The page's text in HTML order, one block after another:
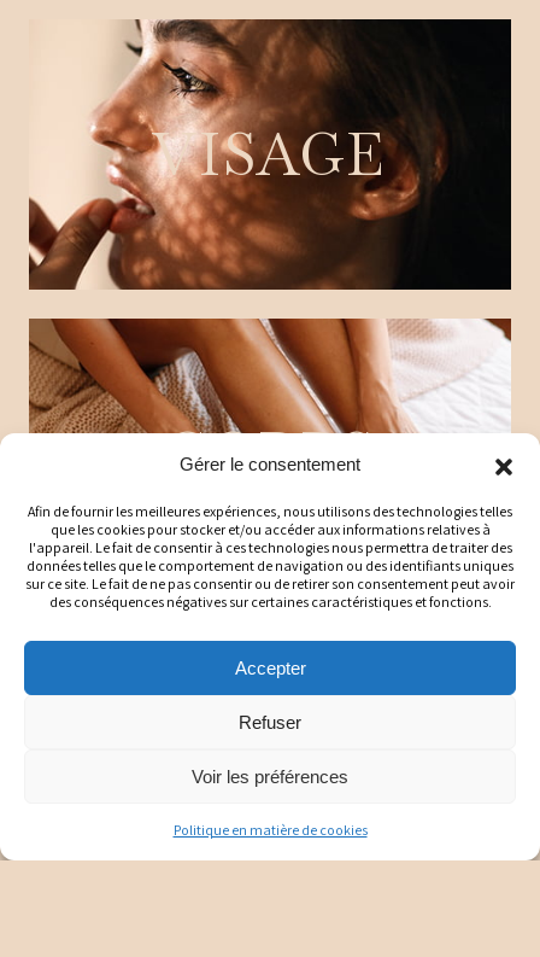
Gérer le consentement
Afin de fournir les meilleures expériences, nous utilisons des technologies telles
que les cookies pour stocker et/ou accéder aux informations relatives à
l'appareil. Le fait de consentir à ces technologies nous permettra de traiter des
données telles que le comportement de navigation ou des identifiants uniques
sur ce site. Le fait de ne pas consentir ou de retirer son consentement peut avoir
des conséquences négatives sur certaines caractéristiques et fonctions.
Accepter
Refuser
Voir les préférences
Politique en matière de cookies
VISAGE
CORPS
MAISON